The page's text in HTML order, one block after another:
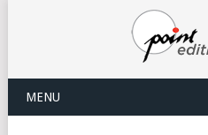
MENU